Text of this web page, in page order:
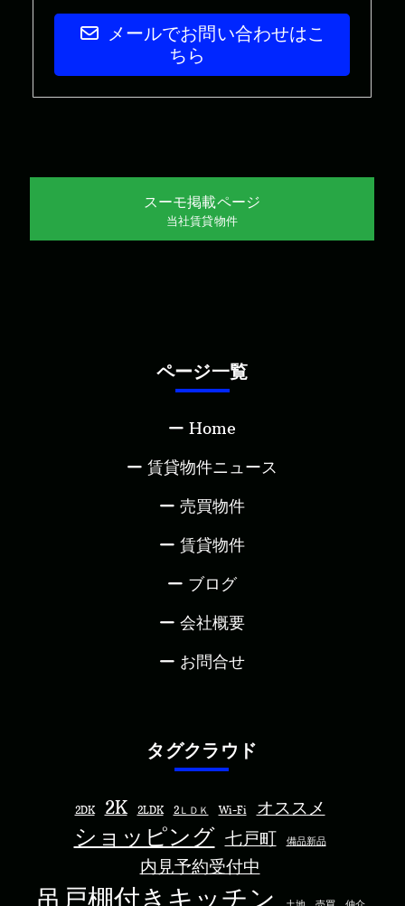
メールでお問い合わせはこ
ちら
スーモ掲載ページ
当社賃貸物件
ページ一覧
Home
賃貸物件ニュース
売買物件
賃貸物件
ブログ
会社概要
お問合せ
タグクラウド
2DK 2K 2LDK 2ＬＤＫ Wi-Fi オススメ
ショッピング 七戸町 備品新品
内見予約受付中
吊戸棚付きキッチン